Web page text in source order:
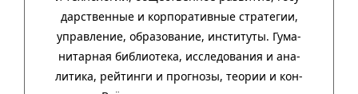
дар­ст­вен­ные и кор­пора­тив­ные стра­тегии,
управ­ле­ние, обра­зо­ва­ние, инсти­туты. Гума­
нитар­ная биб­лио­тека, иссле­до­ва­ния и ана­
ли­тика, рей­тинги и прог­нозы, тео­рии и кон­